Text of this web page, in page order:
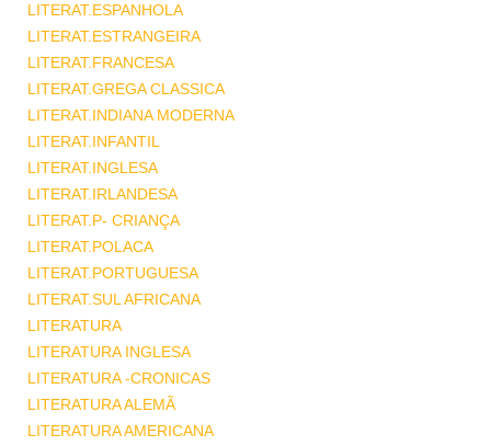
LITERAT.ESPANHOLA
LITERAT.ESTRANGEIRA
LITERAT.FRANCESA
LITERAT.GREGA CLASSICA
LITERAT.INDIANA MODERNA
LITERAT.INFANTIL
LITERAT.INGLESA
LITERAT.IRLANDESA
LITERAT.P- CRIANÇA
LITERAT.POLACA
LITERAT.PORTUGUESA
LITERAT.SUL AFRICANA
LITERATURA
LITERATURA INGLESA
LITERATURA -CRONICAS
LITERATURA ALEMÃ
LITERATURA AMERICANA